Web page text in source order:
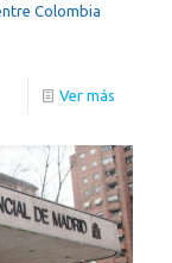
Colombia
Ver más